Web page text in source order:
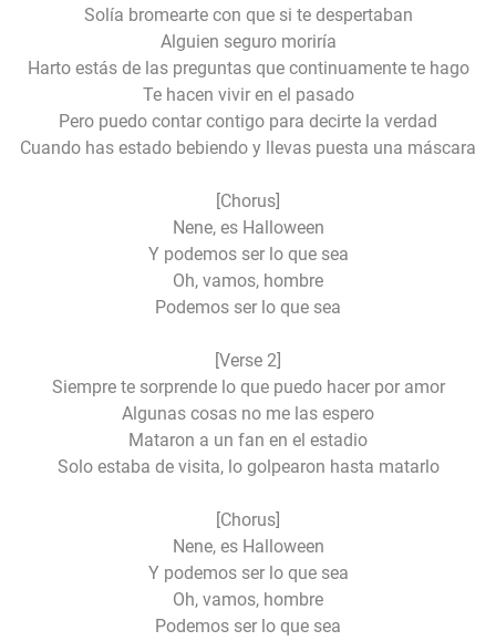
Solía bromearte con que si te despertaban
Alguien seguro moriría
Harto estás de las preguntas que continuamente te hago
Te hacen vivir en el pasado
Pero puedo contar contigo para decirte la verdad
Cuando has estado bebiendo y llevas puesta una máscara
[Chorus]
Nene, es Halloween
Y podemos ser lo que sea
Oh, vamos, hombre
Podemos ser lo que sea
[Verse 2]
Siempre te sorprende lo que puedo hacer por amor
Algunas cosas no me las espero
Mataron a un fan en el estadio
Solo estaba de visita, lo golpearon hasta matarlo
[Chorus]
Nene, es Halloween
Y podemos ser lo que sea
Oh, vamos, hombre
Podemos ser lo que sea